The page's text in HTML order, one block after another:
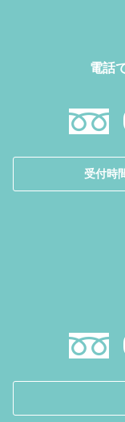
電話
受付時